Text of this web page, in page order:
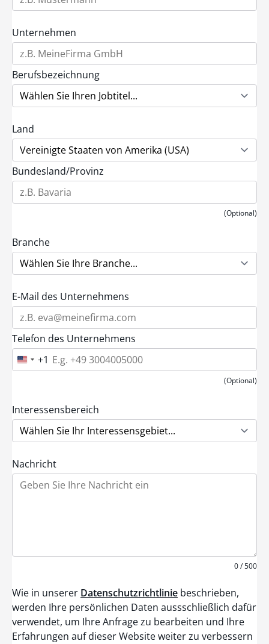
Unternehmen
Berufsbezeichnung
Land
Bundesland/Provinz
(Optional)
Branche
E-Mail des Unternehmens
Telefon des Unternehmens
U
n
d
S
t
a
s
+
1
+1
(Optional)
Interessensbereich
Nachricht
0 / 500
Wie in unserer Datenschutzrichtlinie beschrieben,
werden Ihre persönlichen Daten aussschließlich dafür
verwendet, um Ihre Anfrage zu bearbeiten und Ihre
Erfahrungen auf dieser Website weiter zu verbessern